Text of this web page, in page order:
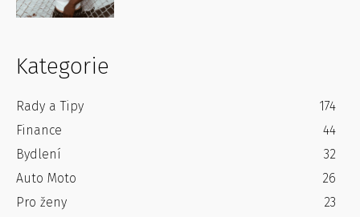
Kategorie
Rady a Tipy
174
Finance
44
Bydlení
32
Auto Moto
26
Pro ženy
23